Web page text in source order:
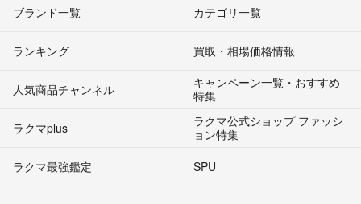
ブランド一覧 カテゴリ一覧
ランキング 買取・相場価格情報
人気商品チャンネル
キャンペーン一覧・おすすめ
特集
ラクマplus
ラクマ公式ショップ ファッシ
ョン特集
ラクマ最強鑑定
SPU